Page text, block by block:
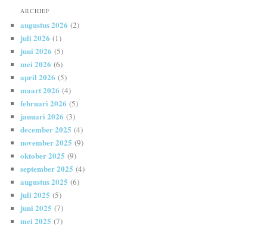
ARCHIEF
augustus 2026 (2)
juli 2026 (1)
juni 2026 (5)
mei 2026 (6)
april 2026 (5)
maart 2026 (4)
februari 2026 (5)
januari 2026 (3)
december 2025 (4)
november 2025 (9)
oktober 2025 (9)
september 2025 (4)
augustus 2025 (6)
juli 2025 (5)
juni 2025 (7)
mei 2025 (7)